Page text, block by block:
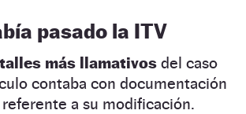
pasado la ITV
más llamativos del caso
contaba con documentación
a su modificación.